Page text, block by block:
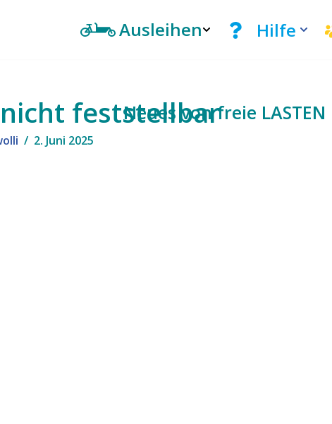
Ausleihen Hilfe
feststellbar
2. Juni 2025
Neues von freie LASTEN